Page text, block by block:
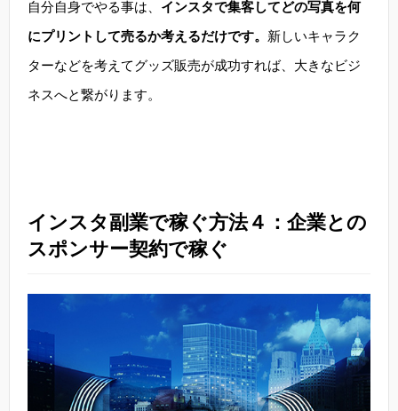
自分自身でやる事は、 インスタで集客してどの写真を何
にプリントして売るか考えるだけです。 新しいキャラク
ターなどを考えてグッズ販売が成功すれば、大きなビジ
ネスへと繋がります。
インスタ副業で稼ぐ方法４：企業との
スポンサー契約で稼ぐ